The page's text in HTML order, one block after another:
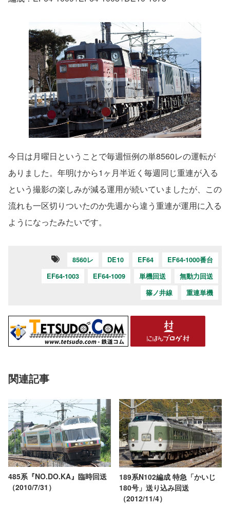
今日は月曜日ということで毎週恒例の単8560レの運転が
ありました。年明けから1ヶ月半近く毎週同じ重連が入る
という撮影の楽しみが減る運用が続いていましたが、この
流れも一区切りついたのか先週から違う重連が運用に入る
ようになったみたいです。
8560レ DE10 EF64
EF64-1000番台
EF64-1003
EF64-1009 単機回送
無動力回送
篠ノ井線
重連単機
関連記事
485系『NO.DO.KA』臨時回送
（2010/7/31）
189系N102編成 特急「かいじ
180号」送り込み回送
（2012/11/4）